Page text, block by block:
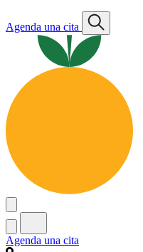
Agenda una cita
Agenda una cita